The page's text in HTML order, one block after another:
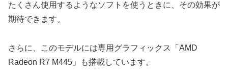
たくさん使用するようなソフトを使うときに、その効果が
期待できます。
さらに、このモデルには専用グラフィックス「AMD
Radeon R7 M445」も搭載しています。